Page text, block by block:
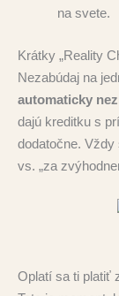
na svete.
Krátky „Reality
Nezabúdaj na
automaticky
dajú kreditku s
dodatočne. Vždy
vs. „za
Oplatí sa ti platiť